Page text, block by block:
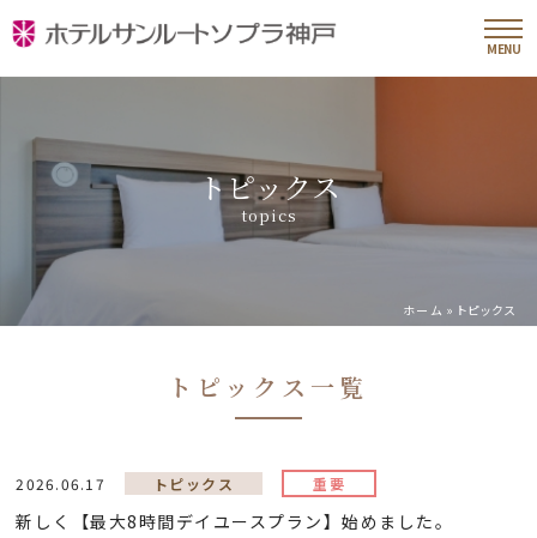
MENU
トピックス
topics
ホーム » トピックス
トピックス一覧
2026.06.17 トピックス 重要
新しく【最大8時間デイユースプラン】始めました。